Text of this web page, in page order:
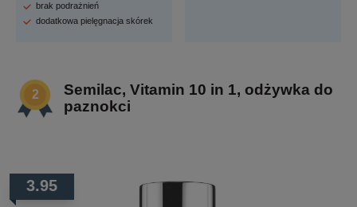
brak podrażnień
dodatkowa pielęgnacja skórek
Semilac, Vitamin 10 in 1, odżywka do
paznokci
3.95